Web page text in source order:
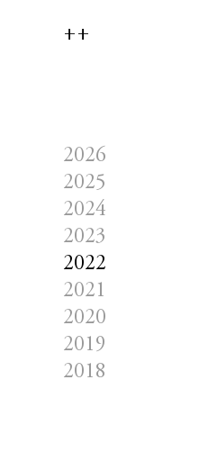
++
2026
2025
2024
2023
2022
2021
2020
2019
2018